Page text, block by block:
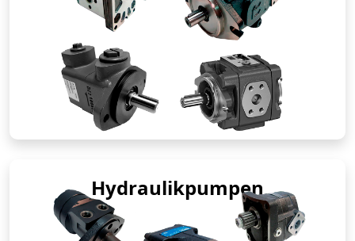
Hydraulikpumpen